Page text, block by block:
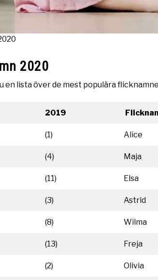
2020
en lista över de mest populära
2019
(1) Alice
(4) Maja
(11) Elsa
(3) Astrid
(8) Wilma
(13) Freja
(2) Olivia